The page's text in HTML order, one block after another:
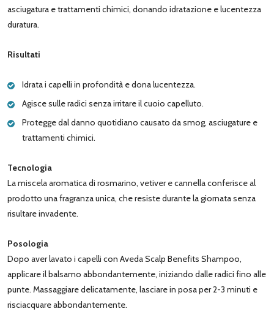
asciugatura e trattamenti chimici, donando idratazione e lucentezza
duratura.
Risultati
Idrata i capelli in profondità e dona lucentezza.
Agisce sulle radici senza irritare il cuoio capelluto.
Protegge dal danno quotidiano causato da smog, asciugature e
trattamenti chimici.
Tecnologia
La miscela aromatica di rosmarino, vetiver e cannella conferisce al
prodotto una fragranza unica, che resiste durante la giornata senza
risultare invadente.
Posologia
Dopo aver lavato i capelli con Aveda Scalp Benefits Shampoo,
applicare il balsamo abbondantemente, iniziando dalle radici fino alle
punte. Massaggiare delicatamente, lasciare in posa per 2-3 minuti e
risciacquare abbondantemente.